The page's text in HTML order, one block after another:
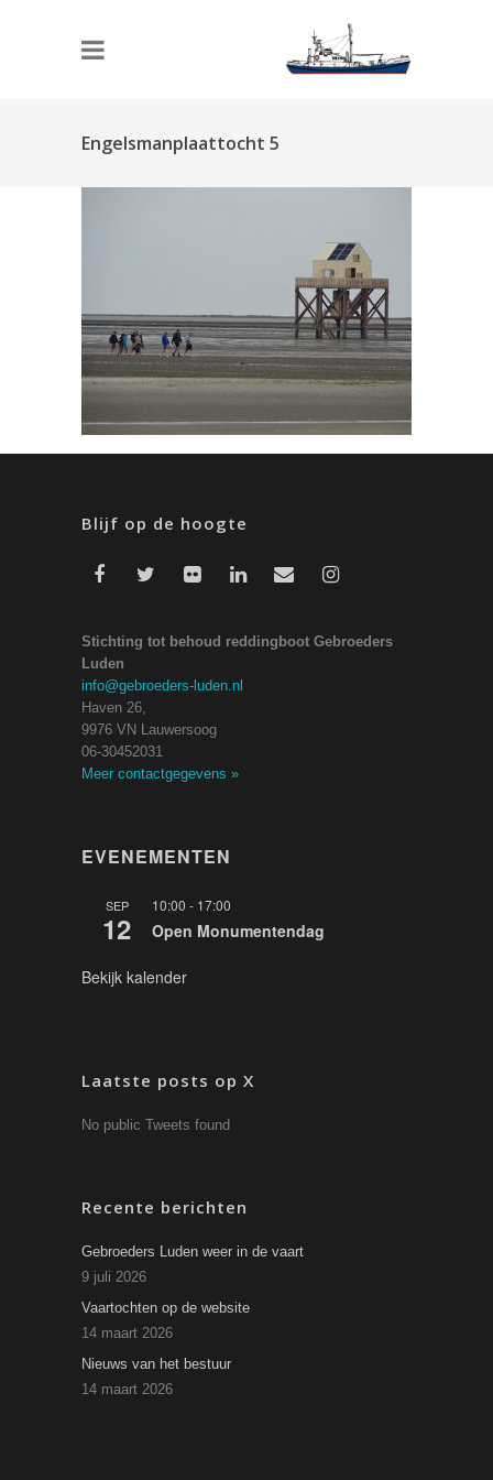
Engelsmanplaattocht 5
Blijf op de hoogte
Stichting tot behoud reddingboot Gebroeders
Luden
info@gebroeders-luden.nl
Haven 26,
9976 VN Lauwersoog
06-30452031
Meer contactgegevens »
EVENEMENTEN
SEP
12
10:00 - 17:00
Open Monumentendag
Bekijk kalender
Laatste posts op X
No public Tweets found
Recente berichten
Gebroeders Luden weer in de vaart
9 juli 2026
Vaartochten op de website
14 maart 2026
Nieuws van het bestuur
14 maart 2026